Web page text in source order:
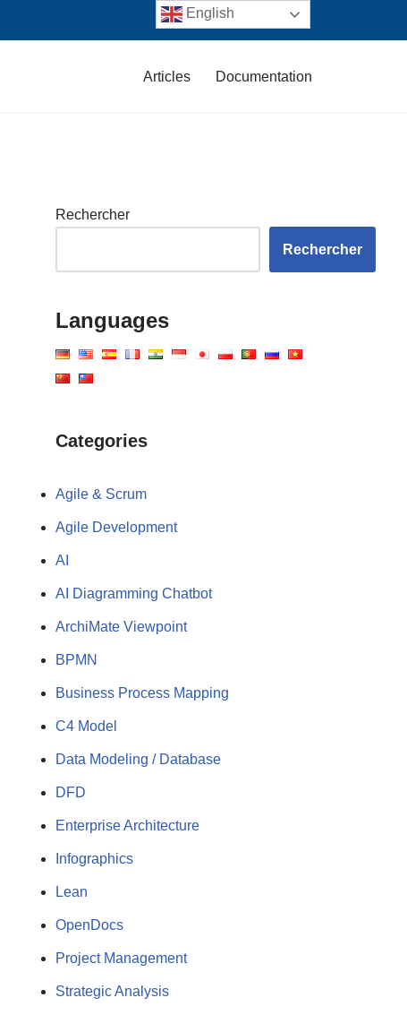
Articles Documentation
Rechercher
Rechercher
Languages
Categories
Agile & Scrum
Agile Development
AI
AI Diagramming Chatbot
ArchiMate Viewpoint
BPMN
Business Process Mapping
C4 Model
Data Modeling / Database
DFD
Enterprise Architecture
Infographics
Lean
OpenDocs
Project Management
Strategic Analysis
English